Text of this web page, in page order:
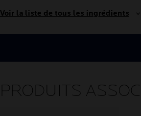
Voir la liste de tous les ingrédients
PRODUITS